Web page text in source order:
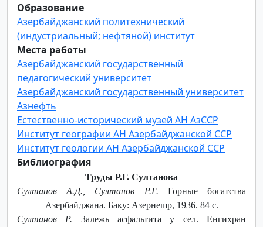
Образование
Азербайджанский политехнический
(индустриальный; нефтяной) институт
Места работы
Азербайджанский государственный
педагогический университет
Азербайджанский государственный университет
Азнефть
Естественно-исторический музей АН АзССР
Институт географии АН Азербайджанской ССР
Институт геологии АН Азербайджанской ССР
Библиография
Труды Р.Г. Султанова
Султанов А.Д., Султанов Р.Г. Горные богатства
Азербайджана. Баку: Азернешр, 1936. 84 с.
Султанов Р. Залежь асфальтита у сел. Енгихран